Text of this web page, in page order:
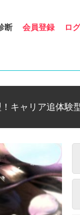
断 会員登録 ロ
キャリア追体験